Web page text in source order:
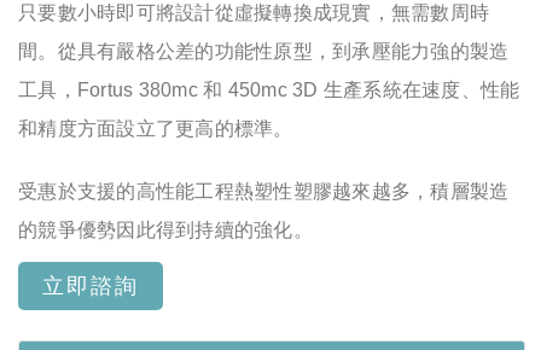
只要數小時即可將設計從虛擬轉換成現實，無需數周時
間。從具有嚴格公差的功能性原型，到承壓能力強的製造
工具，Fortus 380mc 和 450mc 3D 生產系統在速度、性能
和精度方面設立了更高的標準。
受惠於支援的高性能工程熱塑性塑膠越來越多，積層製造
的競爭優勢因此得到持續的強化。
立即諮詢